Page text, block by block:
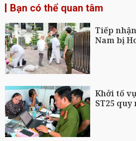
Bạn có thể quan tâm
Tiếp
Nam bị
Khởi tố
ST25